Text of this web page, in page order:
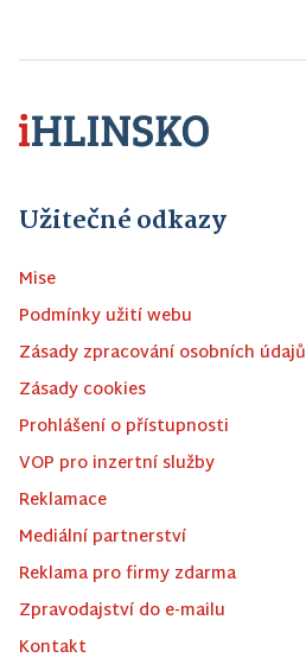
Užitečné odkazy
Mise
Podmínky užití webu
Zásady zpracování osobních údajů
Zásady cookies
Prohlášení o přístupnosti
VOP pro inzertní služby
Reklamace
Mediální partnerství
Reklama pro firmy zdarma
Zpravodajství do e-mailu
Kontakt